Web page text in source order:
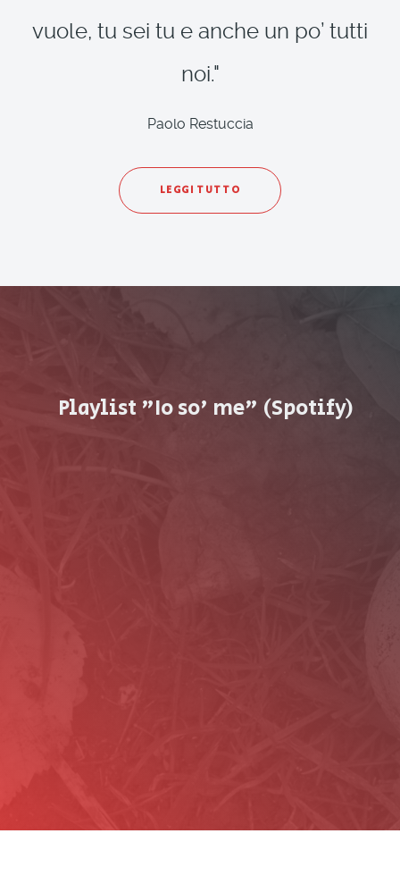
vuole, tu sei tu e anche un po’ tutti
noi."
Paolo Restuccia
LEGGI TUTTO
Playlist "Io so' me" (Spotify)